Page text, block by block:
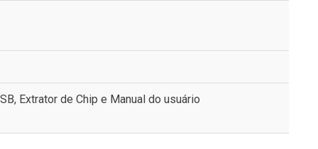
Extrator de Chip e Manual do usuário